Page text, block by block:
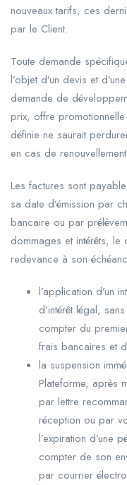
nouveaux tarifs, ces
par le Client.
Toute demande
l’objet d’un devis et
demande de
prix, offre
définie ne saurait
en cas de
Les factures sont
sa date d’émission par
bancaire ou par
dommages et intérêts, le
redevance à son
l’application d’un
d’intérêt légal,
compter du
frais bancaires et
la suspension
Plateforme, après
par lettre
réception ou par
l’expiration d’une
compter de son
par courrier